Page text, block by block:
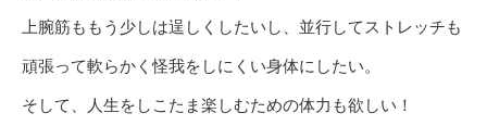
上腕筋ももう少しは逞しくしたいし、並行してストレッチも
頑張って軟らかく怪我をしにくい身体にしたい。
そして、人生をしこたま楽しむための体力も欲しい！